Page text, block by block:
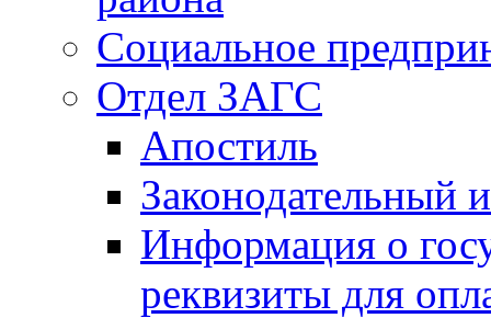
Социальное
Отдел ЗАГС
Апостиль
Законодательный
Информация о
реквизиты для